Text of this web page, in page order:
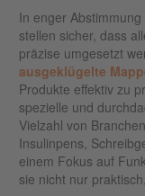
In enger
stellen sicher, dass
präzise umgesetzt
ausgeklügelte
Produkte effektiv zu
spezielle und
Vielzahl von
Insulinpens,
einem Fokus auf
sie nicht nur